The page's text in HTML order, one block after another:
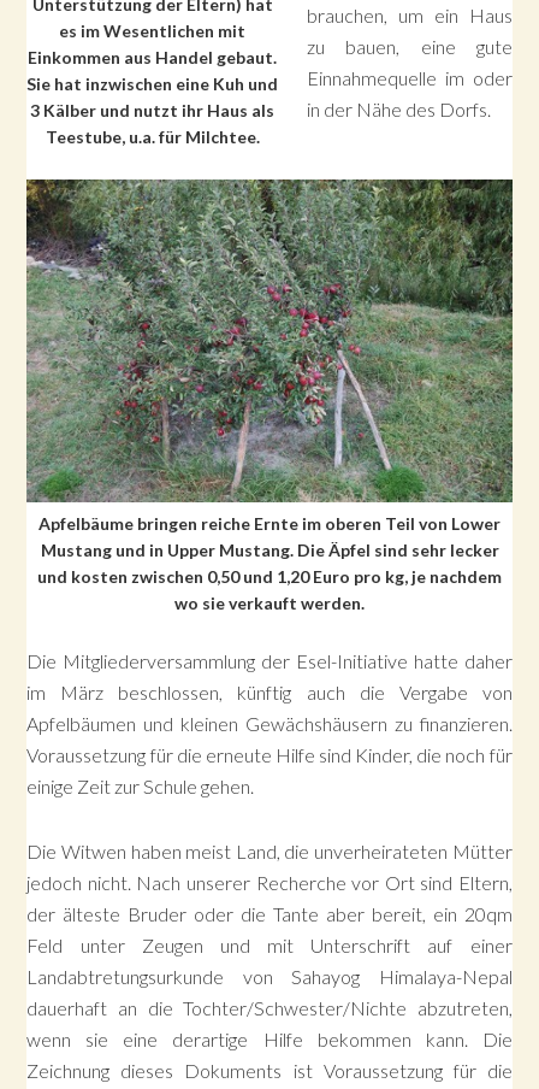
Unterstützung der Eltern) hat
es im Wesentlichen mit
Einkommen aus Handel gebaut.
Sie hat inzwischen eine Kuh und
3 Kälber und nutzt ihr Haus als
Teestube, u.a. für Milchtee.
brauchen, um ein Haus
zu bauen, eine gute
Einnahmequelle im oder
in der Nähe des Dorfs.
Apfelbäume bringen reiche Ernte im oberen Teil von Lower
Mustang und in Upper Mustang. Die Äpfel sind sehr lecker
und kosten zwischen 0,50 und 1,20 Euro pro kg, je nachdem
wo sie verkauft werden.
Die Mitgliederversammlung der Esel-Initiative hatte daher
im März beschlossen, künftig auch die Vergabe von
Apfelbäumen und kleinen Gewächshäusern zu finanzieren.
Voraussetzung für die erneute Hilfe sind Kinder, die noch für
einige Zeit zur Schule gehen.
Die Witwen haben meist Land, die unverheirateten Mütter
jedoch nicht. Nach unserer Recherche vor Ort sind Eltern,
der älteste Bruder oder die Tante aber bereit, ein 20qm
Feld unter Zeugen und mit Unterschrift auf einer
Landabtretungsurkunde von Sahayog Himalaya-Nepal
dauerhaft an die Tochter/Schwester/Nichte abzutreten,
wenn sie eine derartige Hilfe bekommen kann. Die
Zeichnung dieses Dokuments ist Voraussetzung für die